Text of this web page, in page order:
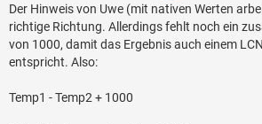
Der Hinweis von Uwe (mit nativen Werten
richtige Richtung. Allerdings fehlt noch ein
von 1000, damit das Ergebnis auch einem
entspricht. Also:
Temp1 - Temp2 + 1000